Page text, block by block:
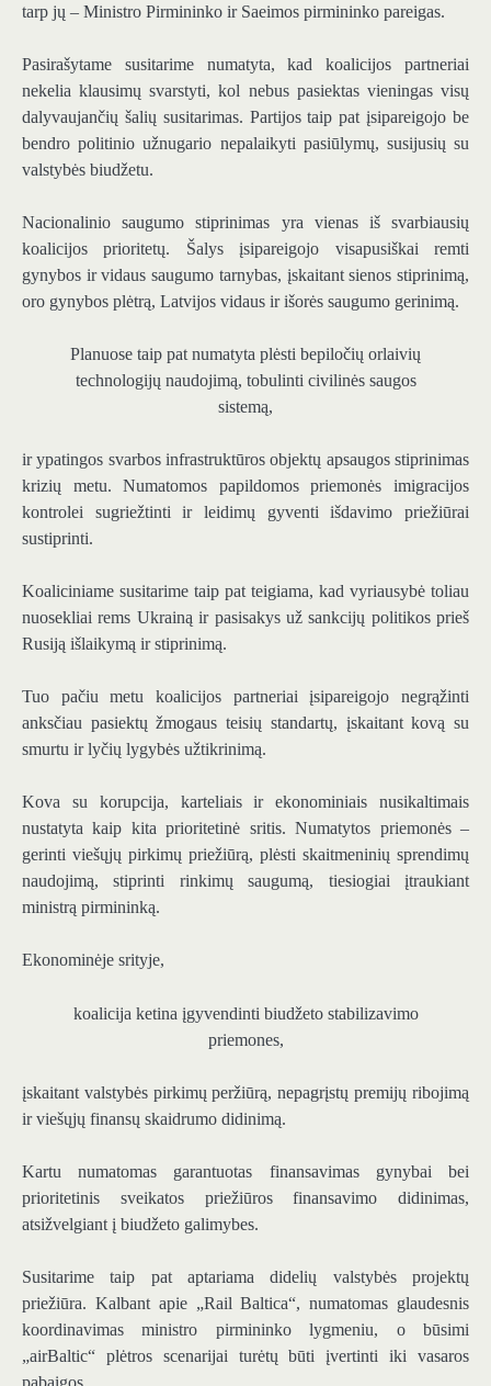
tarp jų – Ministro Pirmininko ir Saeimos pirmininko pareigas.
Pasirašytame susitarime numatyta, kad koalicijos partneriai
nekelia klausimų svarstyti, kol nebus pasiektas vieningas visų
dalyvaujančių šalių susitarimas. Partijos taip pat įsipareigojo be
bendro politinio užnugario nepalaikyti pasiūlymų, susijusių su
valstybės biudžetu.
Nacionalinio saugumo stiprinimas yra vienas iš svarbiausių
koalicijos prioritetų. Šalys įsipareigojo visapusiškai remti
gynybos ir vidaus saugumo tarnybas, įskaitant sienos stiprinimą,
oro gynybos plėtrą, Latvijos vidaus ir išorės saugumo gerinimą.
Planuose taip pat numatyta plėsti bepiločių orlaivių
technologijų naudojimą, tobulinti civilinės saugos
sistemą,
ir ypatingos svarbos infrastruktūros objektų apsaugos stiprinimas
krizių metu. Numatomos papildomos priemonės imigracijos
kontrolei sugriežtinti ir leidimų gyventi išdavimo priežiūrai
sustiprinti.
Koaliciniame susitarime taip pat teigiama, kad vyriausybė toliau
nuosekliai rems Ukrainą ir pasisakys už sankcijų politikos prieš
Rusiją išlaikymą ir stiprinimą.
Tuo pačiu metu koalicijos partneriai įsipareigojo negrąžinti
anksčiau pasiektų žmogaus teisių standartų, įskaitant kovą su
smurtu ir lyčių lygybės užtikrinimą.
Kova su korupcija, karteliais ir ekonominiais nusikaltimais
nustatyta kaip kita prioritetinė sritis. Numatytos priemonės –
gerinti viešųjų pirkimų priežiūrą, plėsti skaitmeninių sprendimų
naudojimą, stiprinti rinkimų saugumą, tiesiogiai įtraukiant
ministrą pirmininką.
Ekonominėje srityje,
koalicija ketina įgyvendinti biudžeto stabilizavimo
priemones,
įskaitant valstybės pirkimų peržiūrą, nepagrįstų premijų ribojimą
ir viešųjų finansų skaidrumo didinimą.
Kartu numatomas garantuotas finansavimas gynybai bei
prioritetinis sveikatos priežiūros finansavimo didinimas,
atsižvelgiant į biudžeto galimybes.
Susitarime taip pat aptariama didelių valstybės projektų
priežiūra. Kalbant apie „Rail Baltica“, numatomas glaudesnis
koordinavimas ministro pirmininko lygmeniu, o būsimi
„airBaltic“ plėtros scenarijai turėtų būti įvertinti iki vasaros
pabaigos.